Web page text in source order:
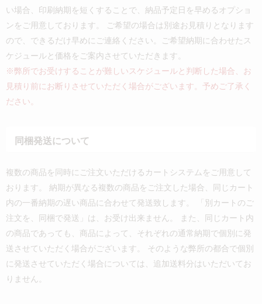
い場合、印刷納期を短くすることで、納品予定日を早めるオプショ
ンをご用意しております。 ご希望の場合は別途お見積りとなります
ので、できるだけ早めにご連絡ください。ご希望納期に合わせたス
ケジュールと価格をご案内させていただきます。
※弊所でお受けすることが難しいスケジュールと判断した場合、お
見積り前にお断りさせていただく場合がございます。予めご了承く
ださい。
同梱発送について
複数の商品を同時にご注文いただけるカートシステムをご用意して
おります。 納期が異なる複数の商品をご注文した場合、同じカート
内の一番納期の遅い商品に合わせて発送致します。 「別カートのご
注文を、同梱で発送」は、お受け出来ません。 また、同じカート内
の商品であっても、商品によって、それぞれの通常納期で個別に発
送させていただく場合がございます。 そのような弊所の都合で個別
に発送させていただく場合については、追加送料分はいただいてお
りません。